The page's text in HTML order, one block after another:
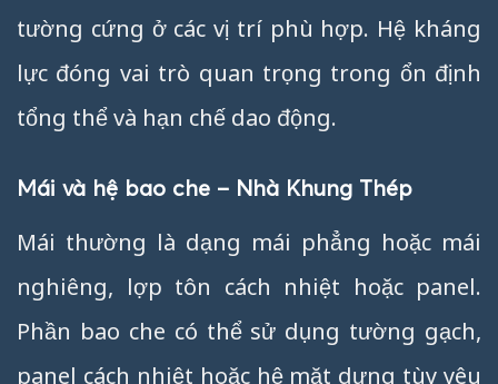
tường cứng ở các vị trí phù hợp. Hệ kháng
lực đóng vai trò quan trọng trong ổn định
tổng thể và hạn chế dao động.
Mái và hệ bao che – Nhà Khung Thép
Mái thường là dạng mái phẳng hoặc mái
nghiêng, lợp tôn cách nhiệt hoặc panel.
Phần bao che có thể sử dụng tường gạch,
panel cách nhiệt hoặc hệ mặt dựng tùy yêu